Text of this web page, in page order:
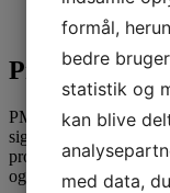
Yderligere
PMIs Project
sig til personer, der
og metode samt
formål,
bedre
statistik og
kan blive
med data,